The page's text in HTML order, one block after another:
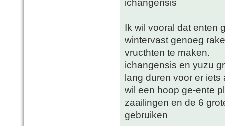
Ik wil vooral dat enten
wintervast genoeg
vructhten te maken.
ichangensis en yuzu
lang duren voor er iets
wil een hoop ge-ente
zaailingen en de 6
gebruiken